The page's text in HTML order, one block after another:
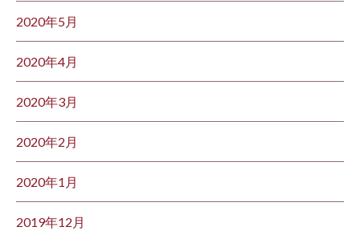
2020年5月
2020年4月
2020年3月
2020年2月
2020年1月
2019年12月